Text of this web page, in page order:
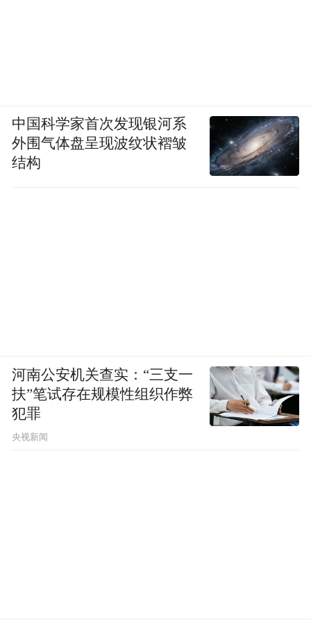
中国科学家首次发现银河系
外围气体盘呈现波纹状褶皱
结构
河南公安机关查实：“三支一
扶”笔试存在规模性组织作弊
犯罪
央视新闻